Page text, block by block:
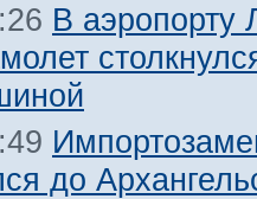
В аэропорту
до